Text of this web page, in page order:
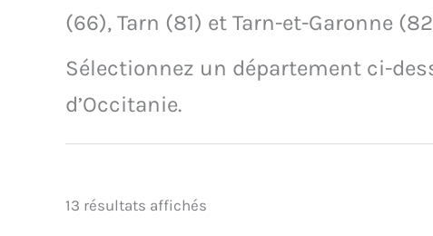
(66), Tarn (81) et Tarn-et-Garonne
Sélectionnez un département ci-
d’Occitanie.
13 résultats affichés